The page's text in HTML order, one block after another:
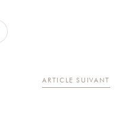
ARTICLE SUIVANT